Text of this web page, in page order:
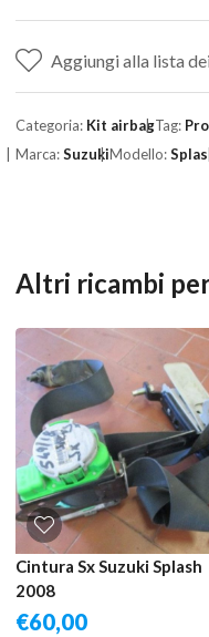
Aggiungi alla lista
Categoria: Kit airbagTag:
Marca:SuzukiModello:
Altri ricambi
Cintura Sx Suzuki Splash
2008
€60,00